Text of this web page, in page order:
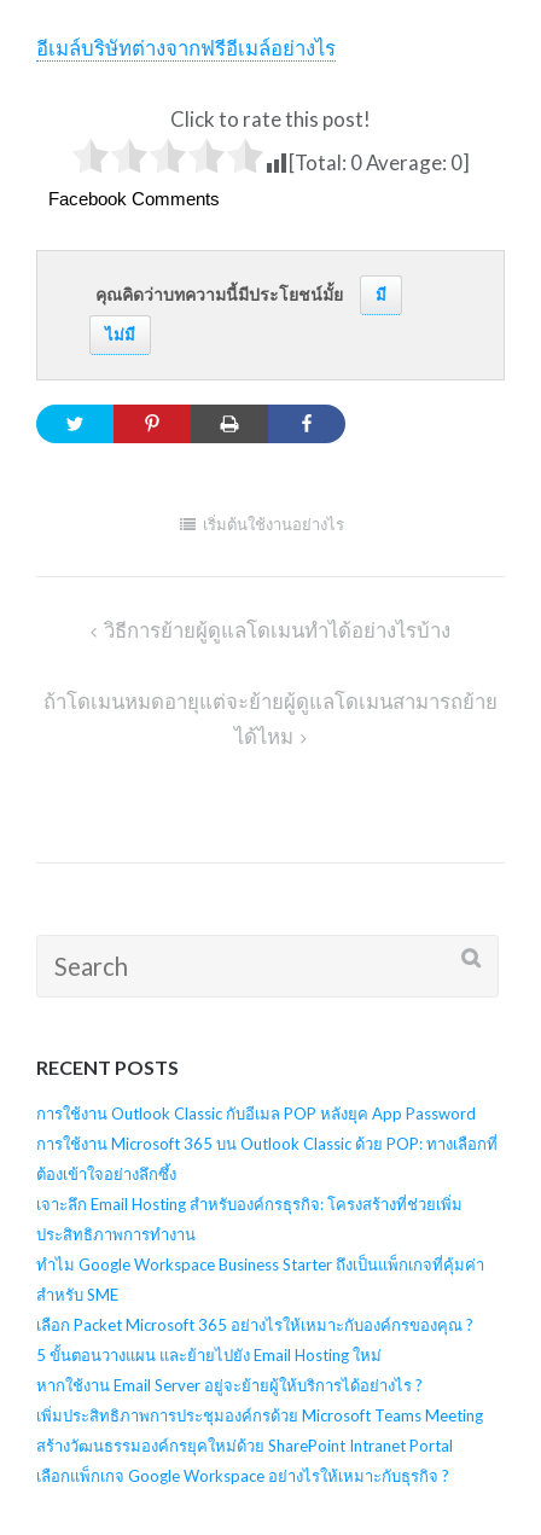
อีเมล์บริษัทต่างจากฟรีอีเมล์อย่างไร
Click to rate this post!
[Total: 0Average: 0]
Facebook Comments
คุณคิดว่าบทความนี้มีประโยชน์มั้ย มี
ไม่มี
เริ่มต้นใช้งานอย่างไร
navigation
วิธีการย้ายผู้ดูแลโดเมนทำได้อย่างไรบ้าง
ถ้าโดเมนหมดอายุแต่จะย้ายผู้ดูแลโดเมนสามารถย้าย
ได้ไหม
Search
RECENT POSTS
การใช้งาน Outlook Classic กับอีเมล POP หลังยุค App Password
การใช้งาน Microsoft 365 บน Outlook Classic ด้วย POP: ทางเลือกที่
ต้องเข้าใจอย่างลึกซึ้ง
เจาะลึก Email Hosting สำหรับองค์กรธุรกิจ: โครงสร้างที่ช่วยเพิ่ม
ประสิทธิภาพการทำงาน
ทำไม Google Workspace Business Starter ถึงเป็นแพ็กเกจที่คุ้มค่า
สำหรับ SME
เลือก Packet Microsoft 365 อย่างไรให้เหมาะกับองค์กรของคุณ ?
5 ขั้นตอนวางแผน และย้ายไปยัง Email Hosting ใหม่
หากใช้งาน Email Server อยู่จะย้ายผู้ให้บริการได้อย่างไร ?
เพิ่มประสิทธิภาพการประชุมองค์กรด้วย Microsoft Teams Meeting
สร้างวัฒนธรรมองค์กรยุคใหม่ด้วย SharePoint Intranet Portal
เลือกแพ็กเกจ Google Workspace อย่างไรให้เหมาะกับธุรกิจ ?